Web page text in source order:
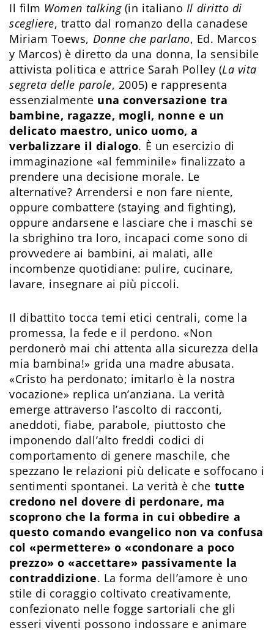
Il film Women talking(in italiano Il diritto di
scegliere, tratto dal romanzo della canadese
Miriam Toews, Donne che parlano, Ed. Marcos
y Marcos) è diretto da una donna, la sensibile
attivista politica e attrice Sarah Polley (La vita
segreta delle parole, 2005) e rappresenta
essenzialmente una conversazione tra
bambine, ragazze, mogli, nonne e un
delicato maestro, unico uomo, a
verbalizzare il dialogo. È un esercizio di
immaginazione «al femminile» finalizzato a
prendere una decisione morale. Le
alternative? Arrendersi e non fare niente,
oppure combattere (staying and fighting),
oppure andarsene e lasciare che i maschi se
la sbrighino tra loro, incapaci come sono di
provvedere ai bambini, ai malati, alle
incombenze quotidiane: pulire, cucinare,
lavare, insegnare ai più piccoli.
Il dibattito tocca temi etici centrali, come la
promessa, la fede e il perdono. «Non
perdonerò mai chi attenta alla sicurezza della
mia bambina!» grida una madre abusata.
«Cristo ha perdonato; imitarlo è la nostra
vocazione» replica un’anziana. La verità
emerge attraverso l’ascolto di racconti,
aneddoti, fiabe, parabole, piuttosto che
imponendo dall’alto freddi codici di
comportamento di genere maschile, che
spezzano le relazioni più delicate e soffocano i
sentimenti spontanei. La verità è che tutte
credono nel dovere di perdonare, ma
scoprono che la forma in cui obbedire a
questo comando evangelico non va confusa
col «permettere» o «condonare a poco
prezzo» o «accettare» passivamente la
contraddizione. La forma dell’amore è uno
stile di coraggio coltivato creativamente,
confezionato nelle fogge sartoriali che gli
esseri viventi possono indossare e animare